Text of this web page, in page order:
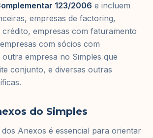
123/2006 e incluem
empresas de factoring,
empresas com faturamento
com sócios com
empresa no Simples que
conjunto, e diversas outras
do Simples
Anexos é essencial para orientar